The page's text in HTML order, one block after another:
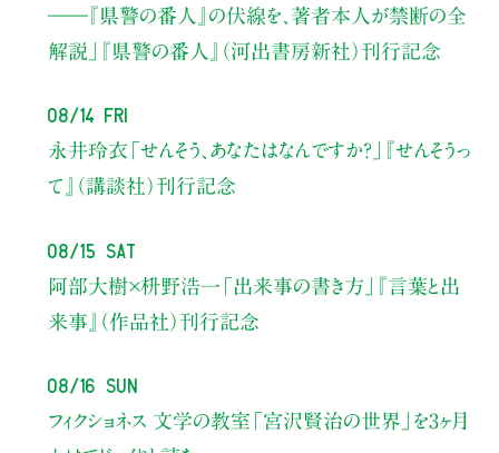
――『県警の番人』の伏線を、著者本人が禁断の全
解説」
『県警の番人』（河出書房新社）刊行記念
08/14 Fri
永井玲衣 「せんそう、あなたはなんですか？」
『せんそうっ
て』（講談社）刊行記念
08/15 Sat
阿部大樹×枡野浩一 「出来事の書き方」
『言葉と出
来事』（作品社）刊行記念
08/16 Sun
フィクショネス 文学の教室 「宮沢賢治の世界」を3ヶ月